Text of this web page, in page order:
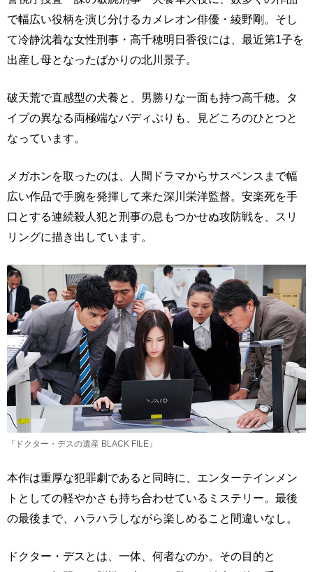
で幅広い役柄を演じ分けるカメレオン俳優・綾野剛。そし
て冷静沈着な女性刑事・高千穂明日香役には、最近第1子を
出産し母となったばかりの北川景子。
破天荒で直感型の犬養と、男勝りな一面も持つ高千穂。タ
イプの異なる両極端なバディぶりも、見どころのひとつと
なっています。
メガホンを取ったのは、人間ドラマからサスペンスまで幅
広い作品で手腕を発揮して来た深川栄洋監督。安楽死を手
口とする連続殺人犯と刑事の息もつかせぬ攻防戦を、スリ
リングに描き出しています。
『ドクター・デスの遺産 BLACK FILE』
本作は重厚な犯罪劇であると同時に、エンターテインメン
トとしての軽やかさも持ち合わせているミステリー。最後
の最後まで、ハラハラしながら楽しめること間違いなし。
ドクター・デスとは、一体、何者なのか。その目的と